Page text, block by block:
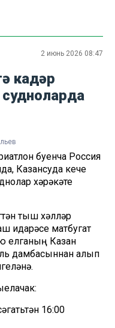
2 июнь 2026 08:47
кадәр
судноларда